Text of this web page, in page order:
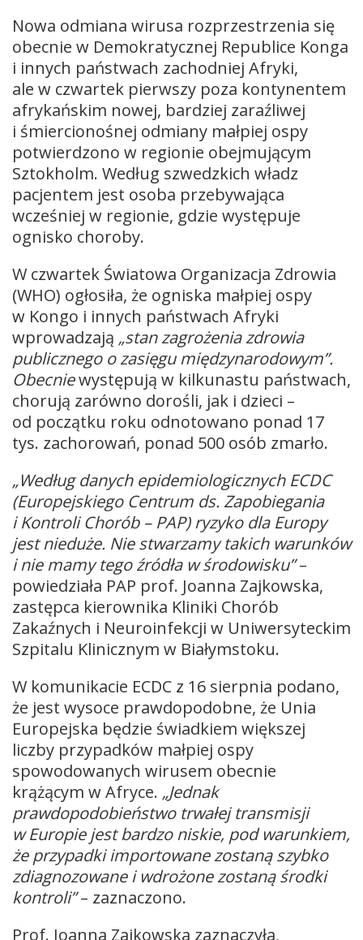
Nowa odmiana wirusa rozprzestrzenia się
obecnie w Demokratycznej Republice Konga
i innych państwach zachodniej Afryki,
ale w czwartek pierwszy poza kontynentem
afrykańskim nowej, bardziej zaraźliwej
i śmiercionośnej odmiany małpiej ospy
potwierdzono w regionie obejmującym
Sztokholm. Według szwedzkich władz
pacjentem jest osoba przebywająca
wcześniej w regionie, gdzie występuje
ognisko choroby.
W czwartek Światowa Organizacja Zdrowia
(WHO) ogłosiła, że ogniska małpiej ospy
w Kongo i innych państwach Afryki
wprowadzają „stan zagrożenia zdrowia
publicznego o zasięgu międzynarodowym”.
Obecniewystępują w kilkunastu państwach,
chorują zarówno dorośli, jak i dzieci –
od początku roku odnotowano ponad 17
tys. zachorowań, ponad 500 osób zmarło.
„Według danych epidemiologicznych ECDC
(Europejskiego Centrum ds. Zapobiegania
i Kontroli Chorób – PAP) ryzyko dla Europy
jest nieduże. Nie stwarzamy takich warunków
i nie mamy tego źródła w środowisku”–
powiedziała PAP prof. Joanna Zajkowska,
zastępca kierownika Kliniki Chorób
Zakaźnych i Neuroinfekcji w Uniwersyteckim
Szpitalu Klinicznym w Białymstoku.
W komunikacie ECDC z 16 sierpnia podano,
że jest wysoce prawdopodobne, że Unia
Europejska będzie świadkiem większej
liczby przypadków małpiej ospy
spowodowanych wirusem obecnie
krążącym w Afryce. „Jednak
prawdopodobieństwo trwałej transmisji
w Europie jest bardzo niskie, pod warunkiem,
że przypadki importowane zostaną szybko
zdiagnozowane i wdrożone zostaną środki
kontroli”– zaznaczono.
Prof. Joanna Zajkowska zaznaczyła,